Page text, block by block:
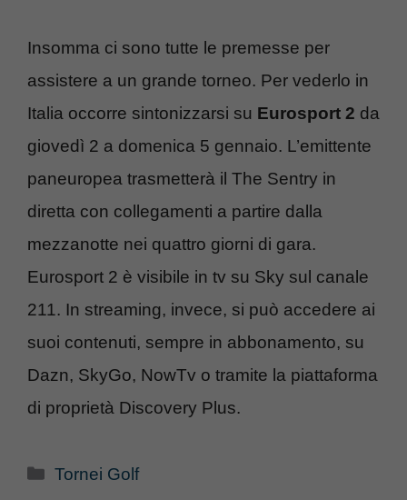
Insomma ci sono tutte le premesse per
assistere a un grande torneo. Per vederlo in
Italia occorre sintonizzarsi su Eurosport 2 da
giovedì 2 a domenica 5 gennaio. L’emittente
paneuropea trasmetterà il The Sentry in
diretta con collegamenti a partire dalla
mezzanotte nei quattro giorni di gara.
Eurosport 2 è visibile in tv su Sky sul canale
211. In streaming, invece, si può accedere ai
suoi contenuti, sempre in abbonamento, su
Dazn, SkyGo, NowTv o tramite la piattaforma
di proprietà Discovery Plus.
Categorie
Tornei Golf